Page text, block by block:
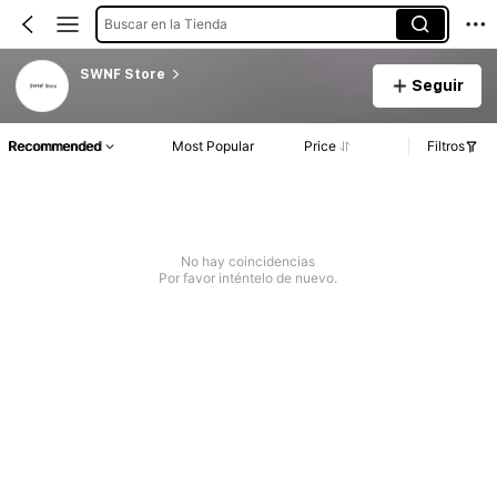
Buscar en la Tienda
SWNF Store
Seguir
Recommended Most Popular Price Filtros
No hay coincidencias
Por favor inténtelo de nuevo.